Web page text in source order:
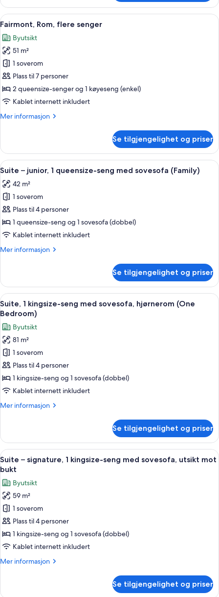
bukt
–
signature,
1
seng,
utsikt
mot
bukt
Åpne
alle
bildene
av
Fairmont,
Rom,
flere
senger
Fairmont, Rom, flere senger |
5
Fairmont, Rom, flere senger
Byutsikt
51 m²
1 soverom
Plass til 7 personer
2 queensize-senger og 1 køyeseng (enkel)
Kablet internett inkludert
Mer informasjon
Mer
Rom,
flere
senger
Se tilgjengelighet og priser
Åpne
alle
bildene
av
Suite
–
junior,
queensize-
sovesofa
(Family)
Suite – junior, 1 queensize-seng
5
Suite – junior, 1 queensize-seng med sovesofa (Family)
42 m²
1 soverom
Plass til 4 personer
1 queensize-seng og 1 sovesofa (dobbel)
Kablet internett inkludert
Mer informasjon
Mer
–
junior,
1
queensize-
med
sovesofa
(Family)
Se tilgjengelighet og priser
Åpne
alle
bildene
av
Suite,
kingsize-
seng
med
hjørnerom
Suite, 1 kingsize-seng med
4
Suite, 1 kingsize-seng med sovesofa, hjørnerom (One
Bedroom)
Byutsikt
81 m²
1 soverom
Plass til 4 personer
1 kingsize-seng og 1 sovesofa (dobbel)
Kablet internett inkludert
Mer informasjon
Mer
1
kingsize-
seng
med
hjørnerom
(One
Bedroom)
Se tilgjengelighet og priser
Åpne
alle
bildene
av
Suite
–
signature,
1
kingsize-
med
Suite – signature, 1 kingsize-seng
7
Suite – signature, 1 kingsize-seng med sovesofa, utsikt mot
bukt
Byutsikt
59 m²
1 soverom
Plass til 4 personer
1 kingsize-seng og 1 sovesofa (dobbel)
Kablet internett inkludert
Mer informasjon
Mer
Se tilgjengelighet og priser